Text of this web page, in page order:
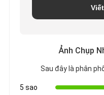
Ảnh Chụp
Sau đây là phân
5 sao